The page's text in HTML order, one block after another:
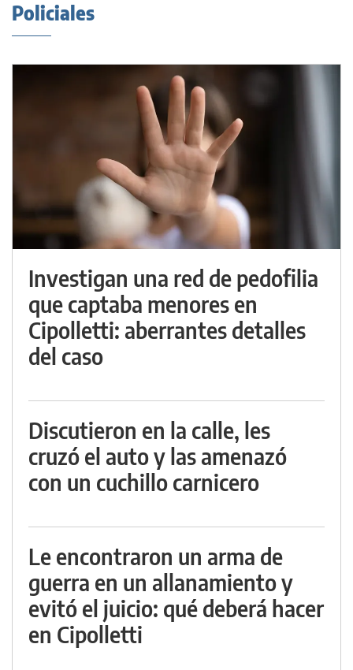
Policiales
Investigan una red de pedofilia
que captaba menores en
Cipolletti: aberrantes detalles
del caso
Discutieron en la calle, les
cruzó el auto y las amenazó
con un cuchillo carnicero
Le encontraron un arma de
guerra en un allanamiento y
evitó el juicio: qué deberá hacer
en Cipolletti